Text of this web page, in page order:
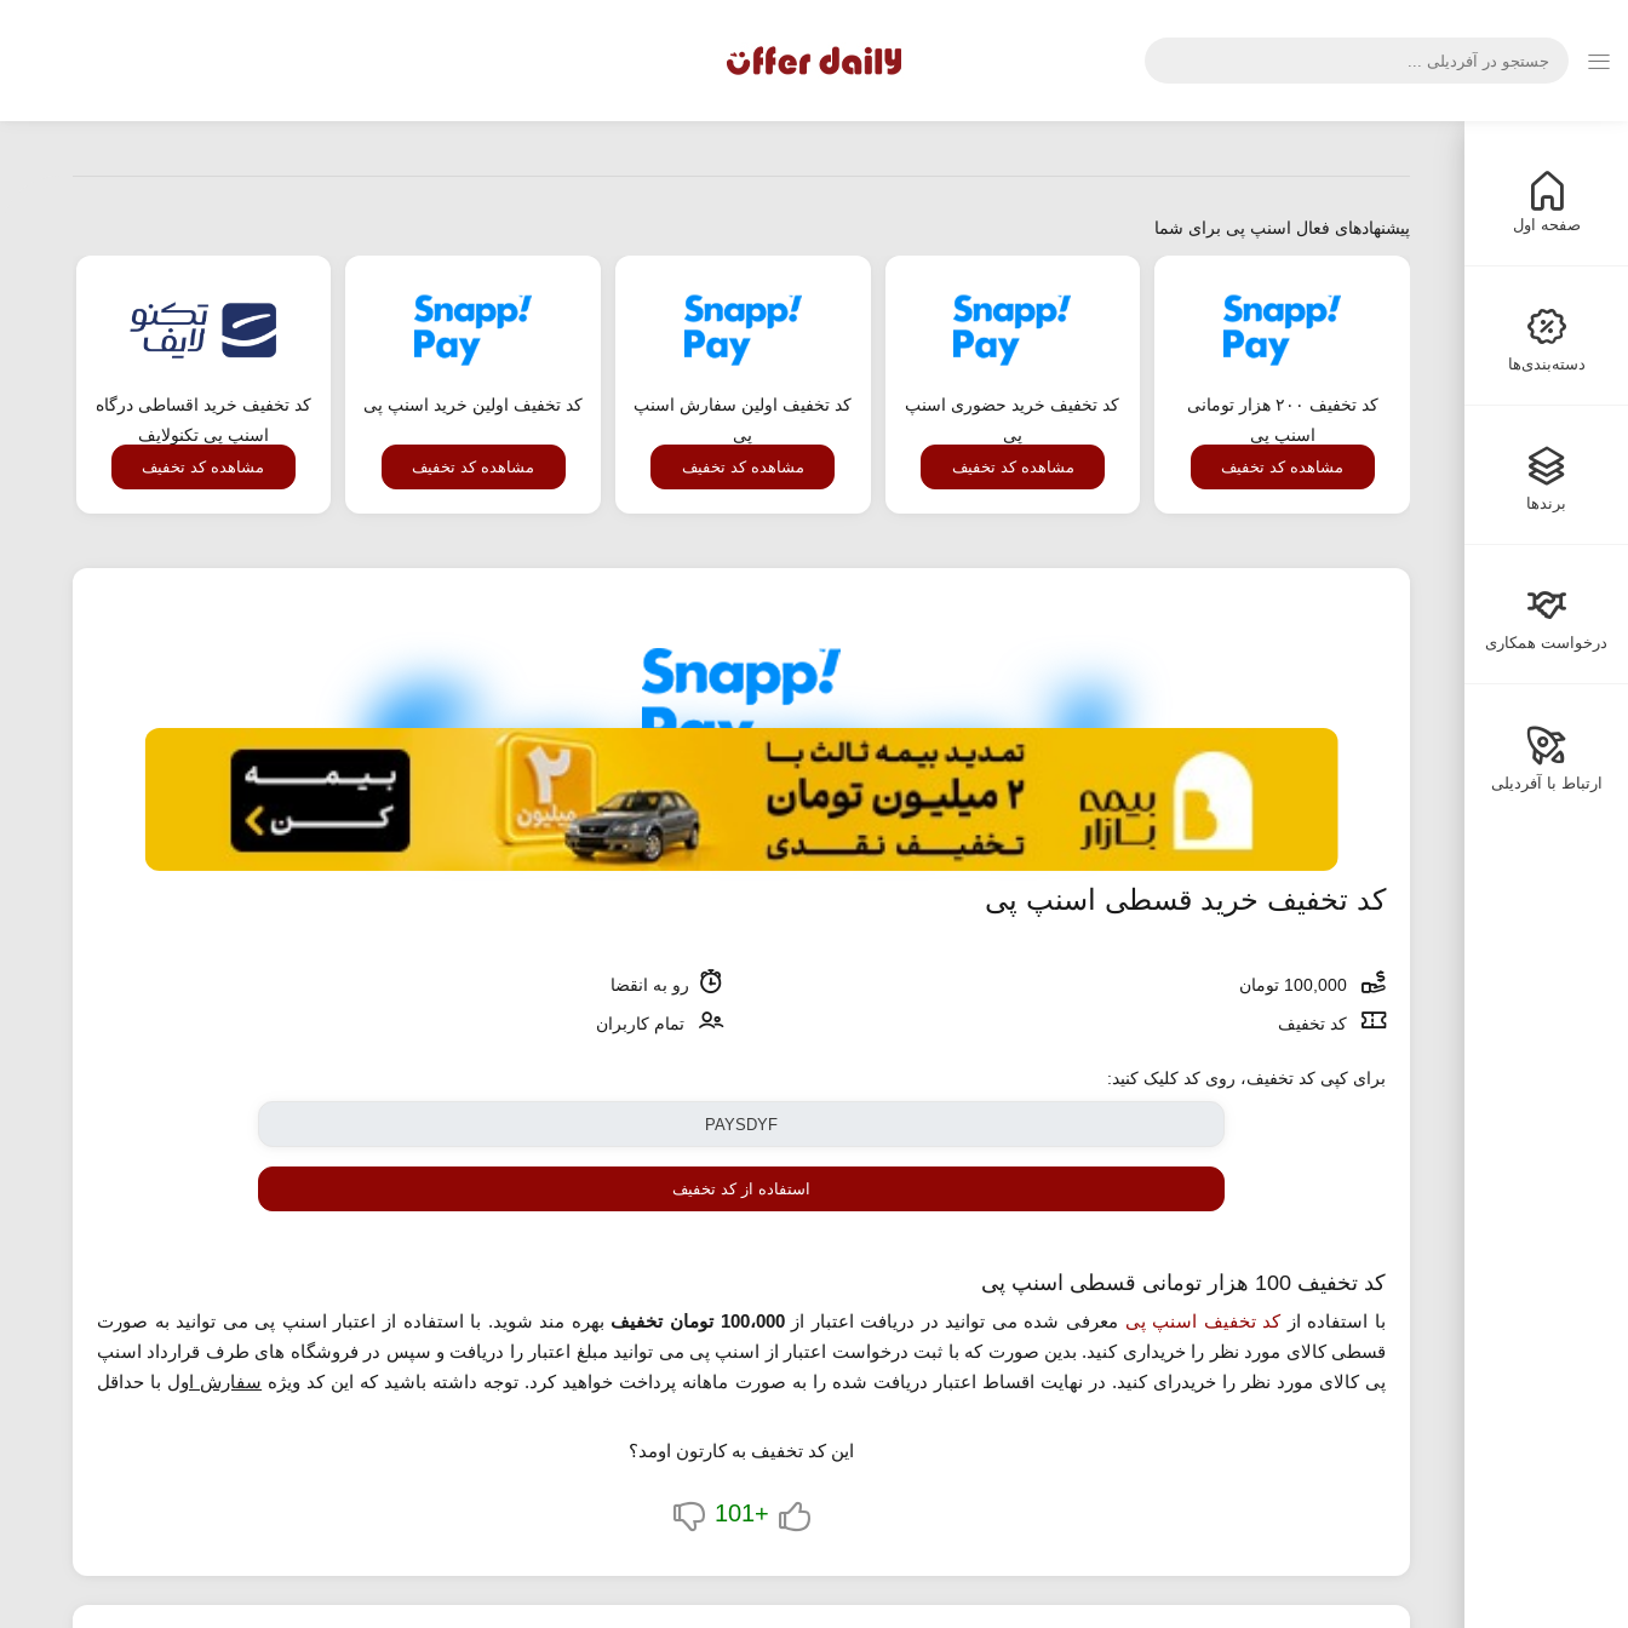
صفحه اول
دسته‌بندی‌ها
برندها
درخواست همکاری
ارتباط با آفردیلی
پیشنهادهای فعال اسنپ پی برای شما
کد تخفیف ۲۰۰ هزار تومانی
اسنپ پی
مشاهده کد تخفیف
کد تخفیف خرید حضوری اسنپ
پی
مشاهده کد تخفیف
کد تخفیف اولین سفارش اسنپ
پی
مشاهده کد تخفیف
کد تخفیف اولین خرید اسنپ پی
مشاهده کد تخفیف
کد تخفیف خرید اقساطی درگاه
اسنپ پی تکنولایف
مشاهده کد تخفیف
کد تخفیف خرید قسطی اسنپ پی
رو به انقضا
کد تخفیف
تمام کاربران
برای کپی کد تخفیف، روی کد کلیک کنید:
استفاده از کد تخفیف
کد تخفیف 100 هزار تومانی قسطی اسنپ پی
با استفاده ازکد تخفیف اسنپ پی معرفی شده می توانید در دریافت اعتبار از100،000 تومان تخفیف
بهره مند شوید. با استفاده از اعتبار اسنپ پی می توانید به صورت
قسطی کالای مورد نظر را خریداری کنید. بدین صورت که با ثبت درخواست اعتبار از اسنپ پی می توانید مبلغ اعتبار را دریافت و سپس در فروشگاه های طرف قرارداد اسنپ
پی کالای مورد نظر را خریدرای کنید. در نهایت اقساط اعتبار دریافت شده را به صورت ماهانه پرداخت خواهید کرد. توجه داشته باشید که این کد ویژه سفارش اول با حداقل
این کد تخفیف به کارتون اومد؟
+101